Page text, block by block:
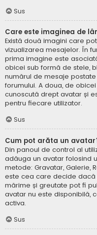
Sus
Care este imaginea de
Există două imagini care
vizualizarea mesajelor. În
prima imagine este
obicei sub formă de stele,
numărul de mesaje
forumului. A doua, de
cunoscută drept avatar și
pentru fiecare utilizator.
Sus
Cum pot arăta un
Din panoul de control al
adăuga un avatar folosind
metode: Gravatar, Galerie,
este cea care decide dacă
mărime și greutate pot fi
avatar nu este disponibilă,
activa.
Sus